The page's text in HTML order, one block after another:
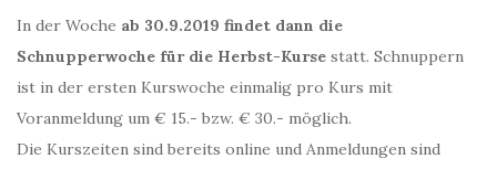
In der Woche ab 30.9.2019 findet dann die
Schnupperwoche für die Herbst-Kurse statt. Schnuppern
ist in der ersten Kurswoche einmalig pro Kurs mit
Voranmeldung um € 15.- bzw. € 30.- möglich.
Die Kurszeiten sind bereits online und Anmeldungen sind